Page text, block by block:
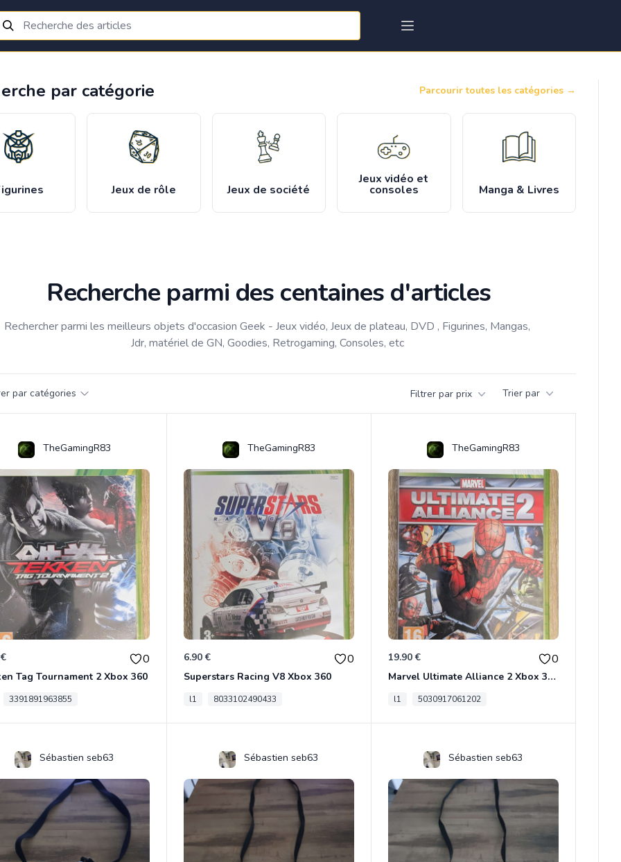
par catégorie Parcourir toutes les catégories →
Jeux de rôle Jeux de société
Jeux vidéo et
consoles Manga & Livres
Recherche parmi des centaines d'articles
Rechercher parmi les meilleurs objets d'occasion Geek - Jeux vidéo, Jeux de plateau, DVD , Figurines, Mangas,
Jdr, matériel de GN, Goodies, Retrogaming, Consoles, etc
par catégories Filtrer par prix Trier par
TheGamingR83
0
Tag Tournament 2 Xbox 360
3391891963855
TheGamingR83
6.90 € 0
Superstars Racing V8 Xbox 360
l1 8033102490433
TheGamingR83
19.90 € 0
Marvel Ultimate Alliance 2 Xbox 360
l1 5030917061202
Sébastien seb63 Sébastien seb63 Sébastien seb63